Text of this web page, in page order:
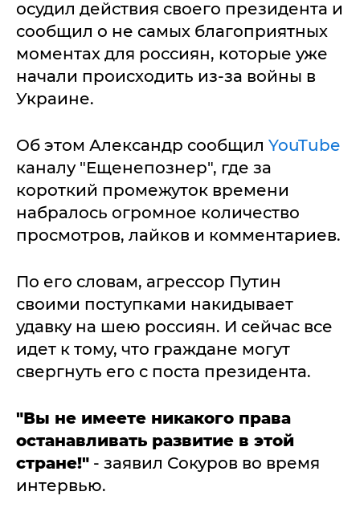
осудил действия своего президента и
сообщил о не самых благоприятных
моментах для россиян, которые уже
начали происходить из-за войны в
Украине.
Об этом Александр сообщил YouTube
каналу "Ещенепознер", где за
короткий промежуток времени
набралось огромное количество
просмотров, лайков и комментариев.
По его словам, агрессор Путин
своими поступками накидывает
удавку на шею россиян. И сейчас все
идет к тому, что граждане могут
свергнуть его с поста президента.
"Вы не имеете никакого права
останавливать развитие в этой
стране!" - заявил Сокуров во время
интервью.